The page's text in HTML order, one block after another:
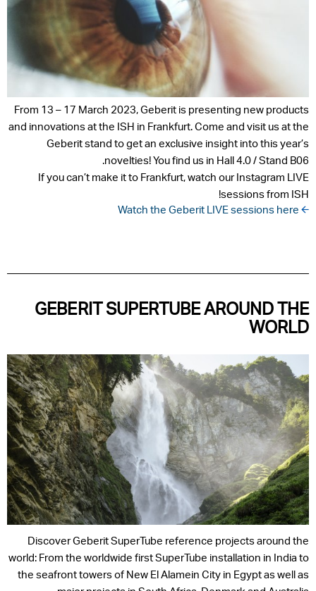
From 13 – 17 March 2023, Geberit is presenting new products
and innovations at the ISH in Frankfurt. Come and visit us at the
Geberit stand to get an exclusive insight into this year’s
novelties! You find us in Hall 4.0 / Stand B06.
If you can’t make it to Frankfurt, watch our Instagram LIVE
sessions from ISH!
GEBERIT SUPERTUBE AROUND THE
WORLD
Discover Geberit SuperTube reference projects around the
world: From the worldwide first SuperTube installation in India to
the seafront towers of New El Alamein City in Egypt as well as